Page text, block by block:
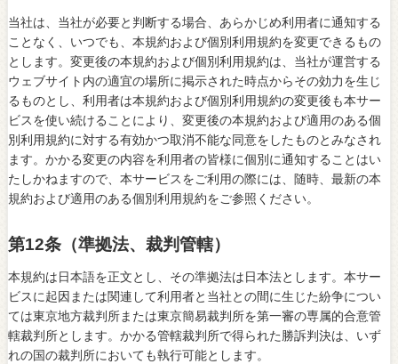
当社は、当社が必要と判断する場合、あらかじめ利用者に通知する
ことなく、いつでも、本規約および個別利用規約を変更できるもの
とします。変更後の本規約および個別利用規約は、当社が運営する
ウェブサイト内の適宜の場所に掲示された時点からその効力を生じ
るものとし、利用者は本規約および個別利用規約の変更後も本サー
ビスを使い続けることにより、変更後の本規約および適用のある個
別利用規約に対する有効かつ取消不能な同意をしたものとみなされ
ます。かかる変更の内容を利用者の皆様に個別に通知することはい
たしかねますので、本サービスをご利用の際には、随時、最新の本
規約および適用のある個別利用規約をご参照ください。
第12条（準拠法、裁判管轄）
本規約は日本語を正文とし、その準拠法は日本法とします。本サー
ビスに起因または関連して利用者と当社との間に生じた紛争につい
ては東京地方裁判所または東京簡易裁判所を第一審の専属的合意管
轄裁判所とします。かかる管轄裁判所で得られた勝訴判決は、いず
れの国の裁判所においても執行可能とします。